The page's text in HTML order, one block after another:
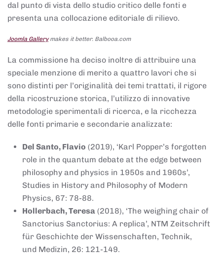
dal punto di vista dello studio critico delle fonti e
presenta una collocazione editoriale di rilievo.
Joomla Gallerymakes it better. Balbooa.com
La commissione ha deciso inoltre di attribuire una
speciale menzione di merito a quattro lavori che si
sono distinti per l’originalità dei temi trattati, il rigore
della ricostruzione storica, l’utilizzo di innovative
metodologie sperimentali di ricerca, e la ricchezza
delle fonti primarie e secondarie analizzate:
Del Santo, Flavio (2019), ‘Karl Popper’s forgotten
role in the quantum debate at the edge between
philosophy and physics in 1950s and 1960s’,
Studies in History and Philosophy of Modern
Physics, 67: 78-88.
Hollerbach, Teresa (2018), ‘The weighing chair of
Sanctorius Sanctorius: A replica’, NTM Zeitschrift
für Geschichte der Wissenschaften, Technik,
und Medizin, 26: 121-149.